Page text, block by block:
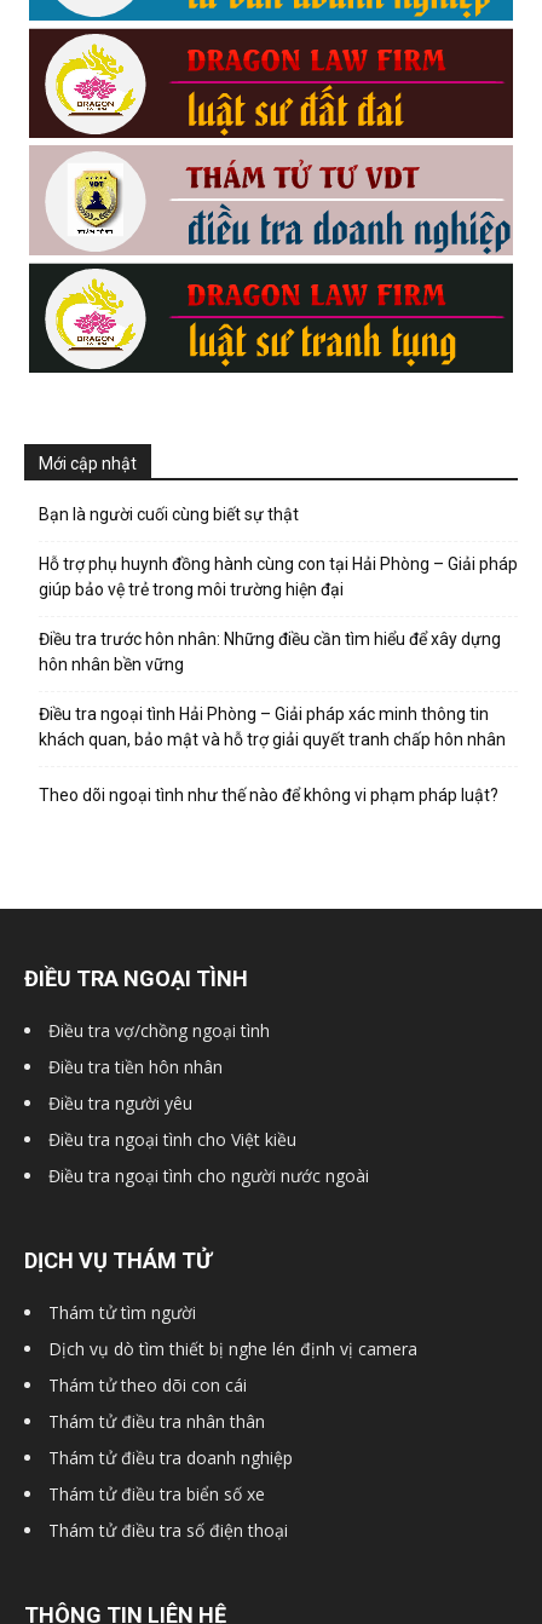
Mới cập nhật
Bạn là người cuối cùng biết sự thật
Hỗ trợ phụ huynh đồng hành cùng con tại Hải Phòng – Giải pháp
giúp bảo vệ trẻ trong môi trường hiện đại
Điều tra trước hôn nhân: Những điều cần tìm hiểu để xây dựng
hôn nhân bền vững
Điều tra ngoại tình Hải Phòng – Giải pháp xác minh thông tin
khách quan, bảo mật và hỗ trợ giải quyết tranh chấp hôn nhân
Theo dõi ngoại tình như thế nào để không vi phạm pháp luật?
ĐIỀU TRA NGOẠI TÌNH
Điều tra vợ/chồng ngoại tình
Điều tra tiền hôn nhân
Điều tra người yêu
Điều tra ngoại tình cho Việt kiều
Điều tra ngoại tình cho người nước ngoài
DỊCH VỤ THÁM TỬ
Thám tử tìm người
Dịch vụ dò tìm thiết bị nghe lén định vị camera
Thám tử theo dõi con cái
Thám tử điều tra nhân thân
Thám tử điều tra doanh nghiệp
Thám tử điều tra biển số xe
Thám tử điều tra số điện thoại
THÔNG TIN LIÊN HỆ